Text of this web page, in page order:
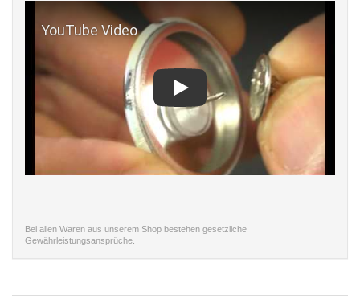
Bei allen Waren aus unserem Shop bestehen gesetzliche
Gewährleistungsansprüche.